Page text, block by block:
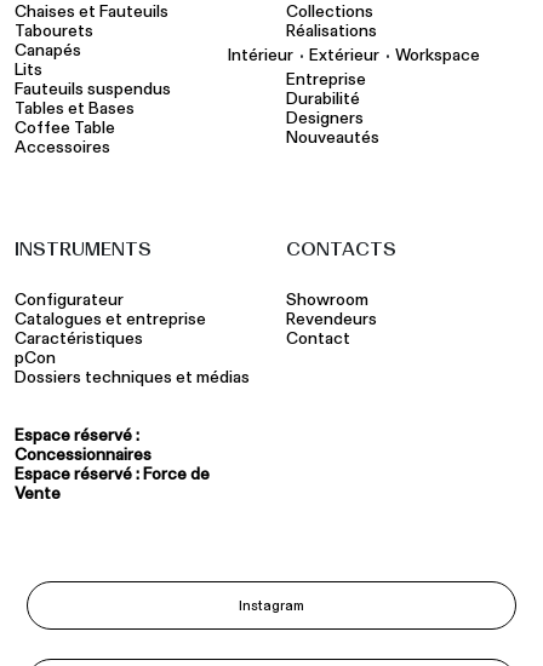
Chaises et Fauteuils
Tabourets
Canapés
Lits
Fauteuils suspendus
Tables et Bases
Coffee Table
Accessoires
Collections
Réalisations
Intérieur • Extérieur • Workspace
Entreprise
Durabilité
Designers
Nouveautés
INSTRUMENTS
Configurateur
Catalogues et entreprise
Caractéristiques
pCon
Dossiers techniques et médias
Espace réservé :
Concessionnaires
Espace réservé : Force de
Vente
CONTACTS
Showroom
Revendeurs
Contact
Instagram